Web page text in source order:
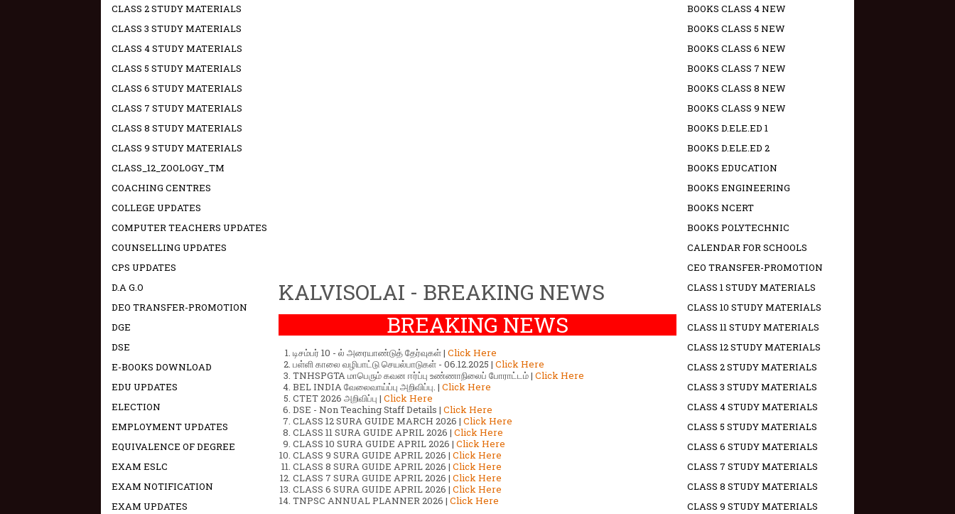
KALVISOLAI - BREAKING NEWS
BREAKING NEWS
டிசம்பர் 10 - ல் அரையாண்டுத் தேர்வுகள் | Click Here
பள்ளி காலை வழிபாட்டு செயல்பாடுகள் - 06.12.2025 | Click Here
TNHSPGTA மாபெரும் கவன ஈர்ப்பு உண்ணாநிலைப் போராட்டம் | Click Here
BEL INDIA வேலைவாய்ப்பு அறிவிப்பு. | Click Here
CTET 2026 அறிவிப்பு | Click Here
DSE - Non Teaching Staff Details | Click Here
CLASS 12 SURA GUIDE MARCH 2026 | Click Here
CLASS 11 SURA GUIDE APRIL 2026 | Click Here
CLASS 10 SURA GUIDE APRIL 2026 | Click Here
CLASS 9 SURA GUIDE APRIL 2026 | Click Here
CLASS 8 SURA GUIDE APRIL 2026 | Click Here
CLASS 7 SURA GUIDE APRIL 2026 | Click Here
CLASS 6 SURA GUIDE APRIL 2026 | Click Here
TNPSC ANNUAL PLANNER 2026 | Click Here
CLASS 2 STUDY MATERIALS
CLASS 3 STUDY MATERIALS
CLASS 4 STUDY MATERIALS
CLASS 5 STUDY MATERIALS
CLASS 6 STUDY MATERIALS
CLASS 7 STUDY MATERIALS
CLASS 8 STUDY MATERIALS
CLASS 9 STUDY MATERIALS
CLASS_12_ZOOLOGY_TM
COACHING CENTRES
COLLEGE UPDATES
COMPUTER TEACHERS UPDATES
COUNSELLING UPDATES
CPS UPDATES
D.A G.O
DEO TRANSFER-PROMOTION
DGE
DSE
E-BOOKS DOWNLOAD
EDU UPDATES
ELECTION
EMPLOYMENT UPDATES
EQUIVALENCE OF DEGREE
EXAM ESLC
EXAM NOTIFICATION
EXAM UPDATES
BOOKS CLASS 4 NEW
BOOKS CLASS 5 NEW
BOOKS CLASS 6 NEW
BOOKS CLASS 7 NEW
BOOKS CLASS 8 NEW
BOOKS CLASS 9 NEW
BOOKS D.ELE.ED 1
BOOKS D.ELE.ED 2
BOOKS EDUCATION
BOOKS ENGINEERING
BOOKS NCERT
BOOKS POLYTECHNIC
CALENDAR FOR SCHOOLS
CEO TRANSFER-PROMOTION
CLASS 1 STUDY MATERIALS
CLASS 10 STUDY MATERIALS
CLASS 11 STUDY MATERIALS
CLASS 12 STUDY MATERIALS
CLASS 2 STUDY MATERIALS
CLASS 3 STUDY MATERIALS
CLASS 4 STUDY MATERIALS
CLASS 5 STUDY MATERIALS
CLASS 6 STUDY MATERIALS
CLASS 7 STUDY MATERIALS
CLASS 8 STUDY MATERIALS
CLASS 9 STUDY MATERIALS